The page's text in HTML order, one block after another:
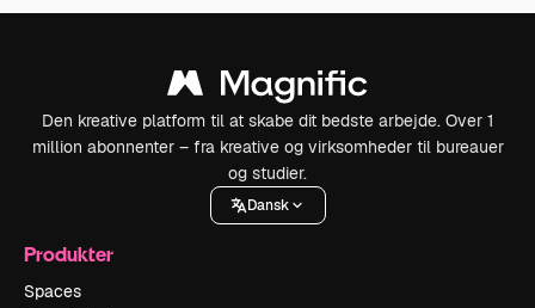
Den kreative platform til at skabe dit bedste arbejde. Over 1
million abonnenter – fra kreative og virksomheder til bureauer
og studier.
Dansk
Produkter
Spaces